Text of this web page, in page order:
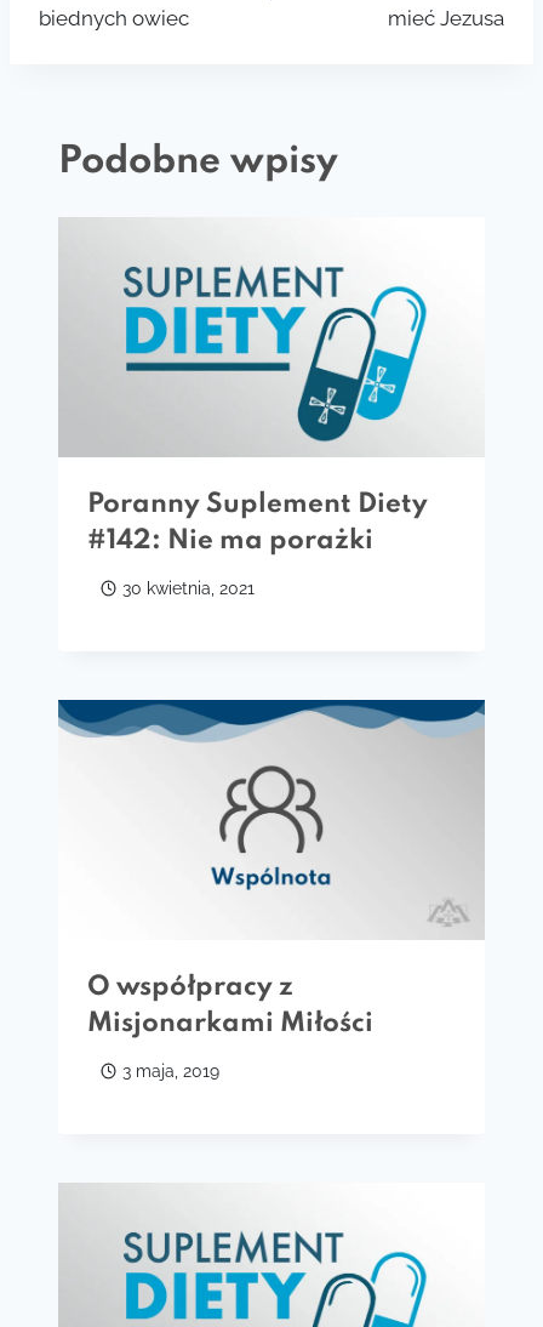
biednych owiec
mieć Jezusa
Podobne wpisy
Poranny Suplement Diety
#142: Nie ma porażki
30 kwietnia, 2021
O współpracy z
Misjonarkami Miłości
3 maja, 2019